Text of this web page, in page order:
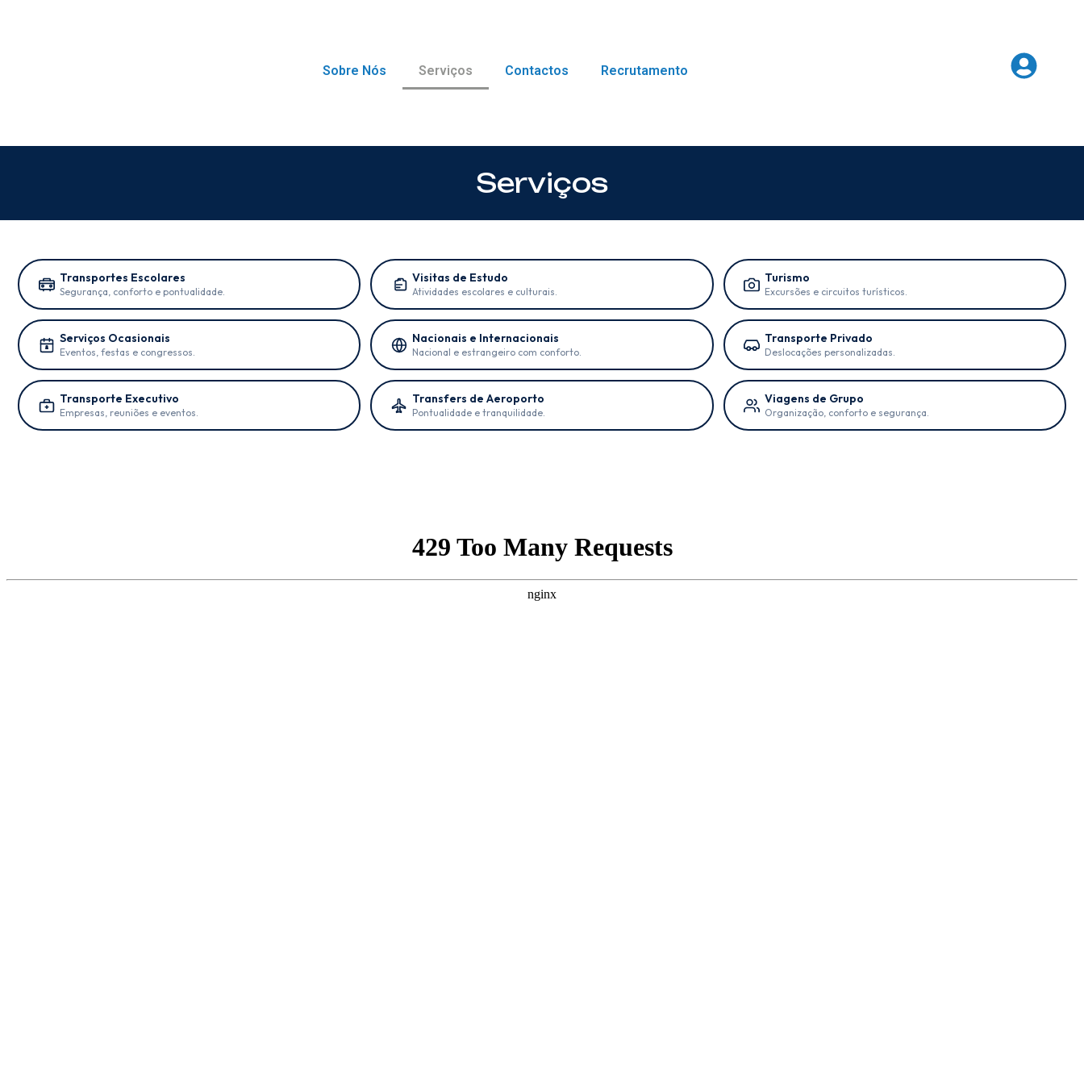
Sobre Nós Serviços Contactos Recrutamento
Serviços
Transportes Escolares
Segurança, conforto e pontualidade.
Visitas de Estudo
Atividades escolares e culturais.
Turismo
Excursões e circuitos turísticos.
Serviços Ocasionais
Eventos, festas e congressos.
Nacionais e Internacionais
Nacional e estrangeiro com conforto.
Transporte Privado
Deslocações personalizadas.
Transporte Executivo
Empresas, reuniões e eventos.
Transfers de Aeroporto
Pontualidade e tranquilidade.
Viagens de Grupo
Organização, conforto e segurança.